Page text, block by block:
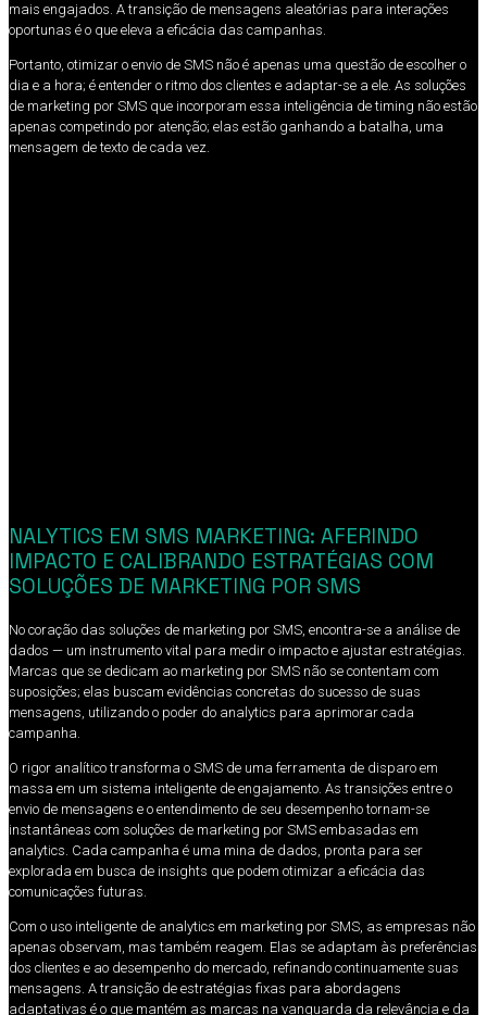
mais engajados. A transição de mensagens aleatórias para interações
oportunas é o que eleva a eficácia das campanhas.
Portanto, otimizar o envio de SMS não é apenas uma questão de escolher o
dia e a hora; é entender o ritmo dos clientes e adaptar-se a ele. As soluções
de marketing por SMS que incorporam essa inteligência de timing não estão
apenas competindo por atenção; elas estão ganhando a batalha, uma
mensagem de texto de cada vez.
NALYTICS EM SMS MARKETING: AFERINDO
IMPACTO E CALIBRANDO ESTRATÉGIAS COM
SOLUÇÕES DE MARKETING POR SMS
No coração das soluções de marketing por SMS, encontra-se a análise de
dados — um instrumento vital para medir o impacto e ajustar estratégias.
Marcas que se dedicam ao marketing por SMS não se contentam com
suposições; elas buscam evidências concretas do sucesso de suas
mensagens, utilizando o poder do analytics para aprimorar cada
campanha.
O rigor analítico transforma o SMS de uma ferramenta de disparo em
massa em um sistema inteligente de engajamento. As transições entre o
envio de mensagens e o entendimento de seu desempenho tornam-se
instantâneas com soluções de marketing por SMS embasadas em
analytics. Cada campanha é uma mina de dados, pronta para ser
explorada em busca de insights que podem otimizar a eficácia das
comunicações futuras.
Com o uso inteligente de analytics em marketing por SMS, as empresas não
apenas observam, mas também reagem. Elas se adaptam às preferências
dos clientes e ao desempenho do mercado, refinando continuamente suas
mensagens. A transição de estratégias fixas para abordagens
adaptativas é o que mantém as marcas na vanguarda da relevância e da